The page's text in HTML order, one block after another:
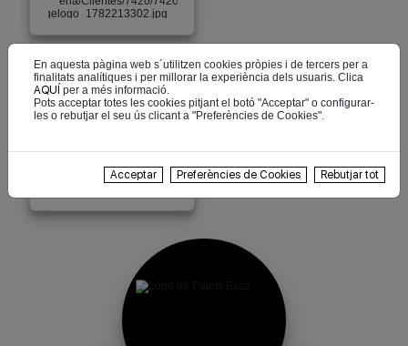
Productes/Serveis
Palets a mida
En aquesta pàgina web s´utilitzen cookies pròpies i de tercers per a
finalitats analítiques i per millorar la experiència dels usuaris. Clica
AQUÍ per a més informació.
Pots acceptar totes les cookies pitjant el botó "Acceptar" o configurar-
les o rebutjar el seu ús clicant a "Preferències de Cookies".
Acceptar Preferències de Cookies Rebutjar tot